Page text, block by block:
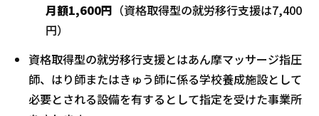
月額1,600円 （資格取得型の就労移行支援は7,400
円）
資格取得型の就労移行支援とはあん摩マッサージ指圧
師、はり師またはきゅう師に係る学校養成施設として
必要とされる設備を有するとして指定を受けた事業所